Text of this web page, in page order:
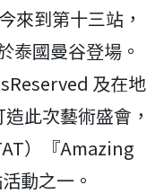
來到第十三站，
泰國曼谷登場。
及在地
此次藝術盛會，
）『Amazing
動之一。